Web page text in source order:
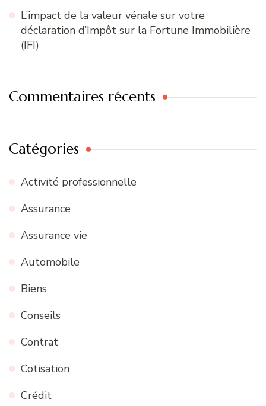
L’impact de la valeur vénale sur votre
déclaration d’Impôt sur la Fortune Immobilière
(IFI)
Commentaires récents
Catégories
Activité professionnelle
Assurance
Assurance vie
Automobile
Biens
Conseils
Contrat
Cotisation
Crédit